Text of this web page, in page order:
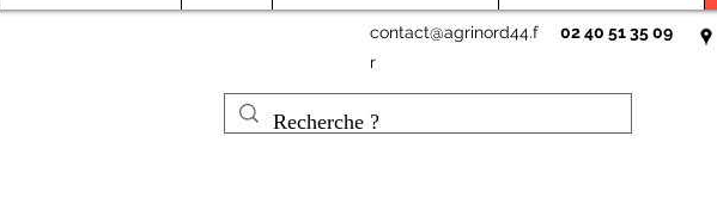
contact@agrinord44.f
r
02 40 51 35 09